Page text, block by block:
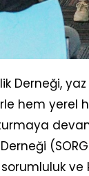
Derneği,
hem yerel
ve